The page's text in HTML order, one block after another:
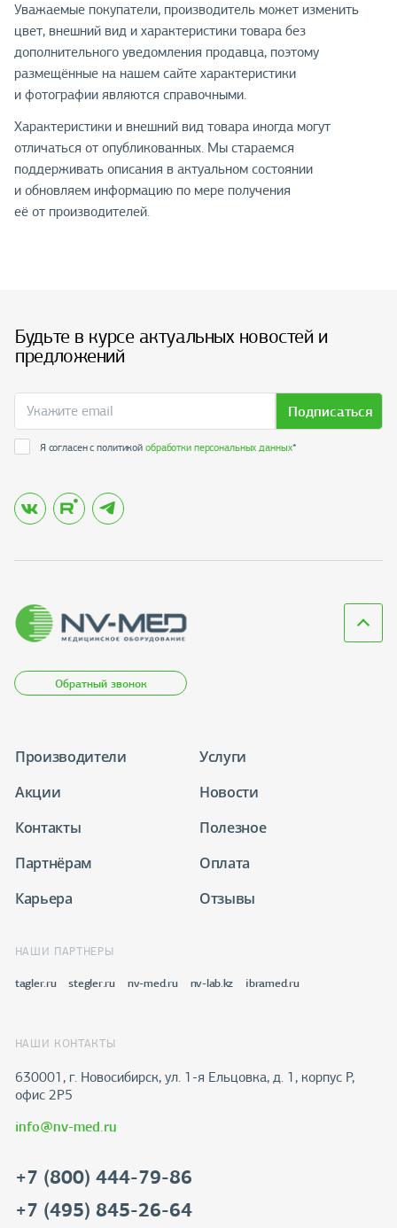
Уважаемые покупатели, производитель может изменить
цвет, внешний вид и характеристики товара без
дополнительного уведомления продавца, поэтому
размещённые на нашем сайте характеристики
и фотографии являются справочными.
Характеристики и внешний вид товара иногда могут
отличаться от опубликованных. Мы стараемся
поддерживать описания в актуальном состоянии
и обновляем информацию по мере получения
её от производителей.
Будьте в курсе актуальных новостей и
предложений
Подписаться
Я согласен с политикойобработки персональных данных*
Обратный звонок
Производители
Услуги
Акции
Новости
Контакты
Полезное
Партнёрам
Оплата
Карьера
Отзывы
НАШИ ПАРТНЕРЫ
tagler.ru stegler.ru nv-med.ru nv-lab.kz ibramed.ru
НАШИ КОНТАКТЫ
630001, г. Новосибирск, ул. 1-я Ельцовка, д. 1, корпус Р,
офис 2Р5
info@nv-med.ru
+7 (800) 444-79-86
+7 (495) 845-26-64